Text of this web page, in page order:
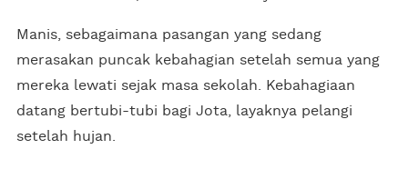
Manis, sebagaimana pasangan yang sedang
merasakan puncak kebahagian setelah semua yang
mereka lewati sejak masa sekolah. Kebahagiaan
datang bertubi-tubi bagi Jota, layaknya pelangi
setelah hujan.